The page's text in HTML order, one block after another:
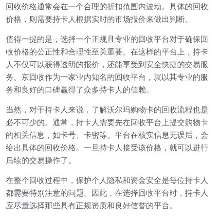
回收价格通常会在一个合理的折扣范围内波动。具体的回收
价格，则需要持卡人根据实时的市场报价来做出判断。
值得一提的是，选择一个正规且专业的回收平台对于确保回
收价格的公正性和合理性至关重要。在这样的平台上，持卡
人不仅可以获得透明的报价，还能享受到安全快捷的交易服
务。京回收作为一家业内知名的回收平台，就以其专业的服
务和良好的口碑赢得了众多持卡人的信赖。
当然，对于持卡人来说，了解沃尔玛购物卡的回收流程也是
必不可少的。通常，持卡人需要先在回收平台上提交购物卡
的相关信息，如卡号、卡密等。平台在核实信息无误后，会
给出具体的回收价格。一旦持卡人接受该价格，就可以进行
后续的交易操作了。
在整个回收过程中，保护个人隐私和资金安全是每位持卡人
都需要特别注意的问题。因此，在选择回收平台时，持卡人
应尽量选择那些具有正规资质和良好信誉的平台。